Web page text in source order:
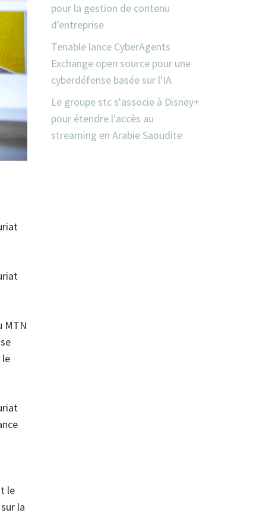
MTN
le
la
pour la gestion de contenu
d'entreprise
Tenable lance CyberAgents
Exchange open source pour une
cyberdéfense basée sur l'IA
Le groupe stc s'associe à Disney+
pour étendre l'accès au
streaming en Arabie Saoudite